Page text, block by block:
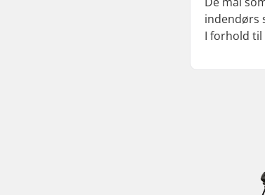
indendørs
I forhold til